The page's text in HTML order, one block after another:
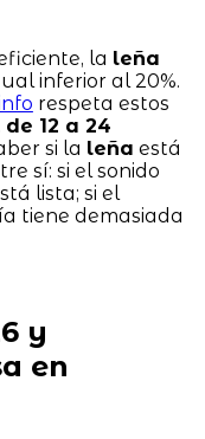
la leña
inferior al 20%.
respeta estos
12 a 24
si la leña está
sí: si el sonido
lista; si el
tiene demasiada
y
en